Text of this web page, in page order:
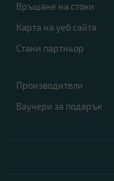
Връщане на стоки
Карта на уеб сайта
Стани партньор
Производители
Ваучери за подарък